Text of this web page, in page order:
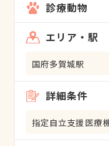
診療動物
エリア・駅
国府多賀城駅
詳細条件
指定自立支援医療